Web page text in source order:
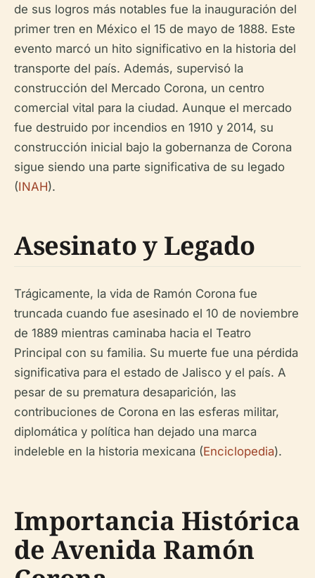
de sus logros más notables fue la inauguración del
primer tren en México el 15 de mayo de 1888. Este
evento marcó un hito significativo en la historia del
transporte del país. Además, supervisó la
construcción del Mercado Corona, un centro
comercial vital para la ciudad. Aunque el mercado
fue destruido por incendios en 1910 y 2014, su
construcción inicial bajo la gobernanza de Corona
sigue siendo una parte significativa de su legado
(INAH).
Asesinato y Legado
Trágicamente, la vida de Ramón Corona fue
truncada cuando fue asesinado el 10 de noviembre
de 1889 mientras caminaba hacia el Teatro
Principal con su familia. Su muerte fue una pérdida
significativa para el estado de Jalisco y el país. A
pesar de su prematura desaparición, las
contribuciones de Corona en las esferas militar,
diplomática y política han dejado una marca
indeleble en la historia mexicana (Enciclopedia).
Importancia Histórica
de Avenida Ramón